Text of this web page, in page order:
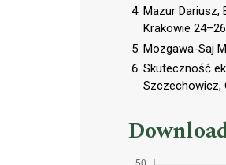
Mazur Dariusz,
Krakowie
Mozgawa-Saj
Skuteczność
Szczechowicz,